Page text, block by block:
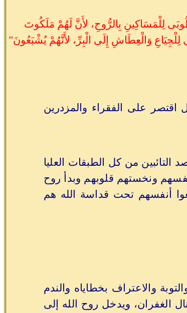
لِلْمَسَاكِينِ بِالرُّوحِ، لأَنَّ لَهُمْ مَلَكُوتَ
وَالْعِطَاشِ إِلَى الْبِرِّ، لأَنَّهُمْ يُشْبَعُونَ”
اقتصر على الفقراء والمزدرين
من كل الطبقات العليا
ونخستهم قلوبهم وبدأ روح
أنفسهم تحت قداسة الله هم
والاعتراف بخطاياه والندم
الغفران، ويدخل روح الله إلى